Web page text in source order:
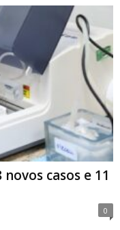
casos e 11
0